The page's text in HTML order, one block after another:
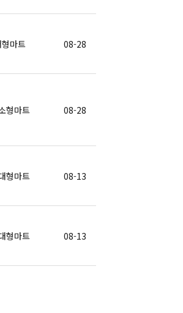
형마트 08-28
형마트 08-28
형마트 08-13
형마트 08-13